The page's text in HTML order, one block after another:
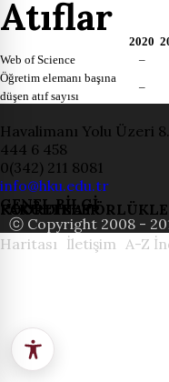
Atıflar
2020
Web of Science
–
Öğretim elemanı başına
düşen atıf sayısı
–
Havalimanı Yolu Üzeri
444 6 458
0(342) 211 8081
info@hku.edu.tr
GENEL BİLGİ
FAKÜLTELER
ⓒ Copyright 2008 -
Haritası İletişim A-Z